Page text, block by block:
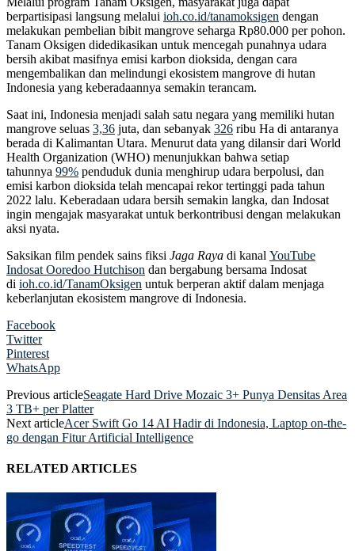
berpartisipasi langsung melalui ioh.co.id/tanamoksigen dengan
melakukan pembelian bibit mangrove seharga Rp80.000 per pohon.
Tanam Oksigen didedikasikan untuk mencegah punahnya udara
bersih akibat masifnya emisi karbon dioksida, dengan cara
mengembalikan dan melindungi ekosistem mangrove di hutan
Indonesia yang keberadaannya semakin terancam.
Saat ini, Indonesia menjadi salah satu negara yang memiliki hutan
mangrove seluas 3,36 juta, dan sebanyak 326 ribu Ha di antaranya
berada di Kalimantan Utara. Menurut data yang dilansir dari World
Health Organization (WHO) menunjukkan bahwa setiap
tahunnya 99% penduduk dunia menghirup udara berpolusi, dan
emisi karbon dioksida telah mencapai rekor tertinggi pada tahun
2022 lalu. Keberadaan udara bersih semakin langka, dan Indosat
ingin mengajak masyarakat untuk berkontribusi dengan melakukan
aksi nyata.
Saksikan film pendek sains fiksi Jaga Raya di kanal YouTube
Indosat Ooredoo Hutchison dan bergabung bersama Indosat
di ioh.co.id/TanamOksigen untuk berperan aktif dalam menjaga
keberlanjutan ekosistem mangrove di Indonesia.
Facebook
Twitter
Pinterest
WhatsApp
Previous articleSeagate Hard Drive Mozaic 3+ Punya Densitas Area
3 TB+ per Platter
Next articleAcer Swift Go 14 AI Hadir di Indonesia, Laptop on-the-
go dengan Fitur Artificial Intelligence
RELATED ARTICLES